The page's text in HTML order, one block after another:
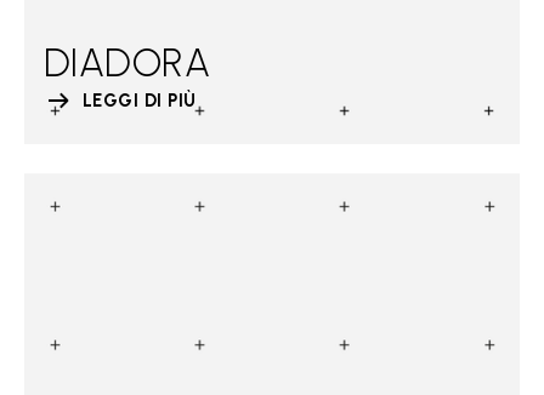
DIADORA
LEGGI DI PIÙ